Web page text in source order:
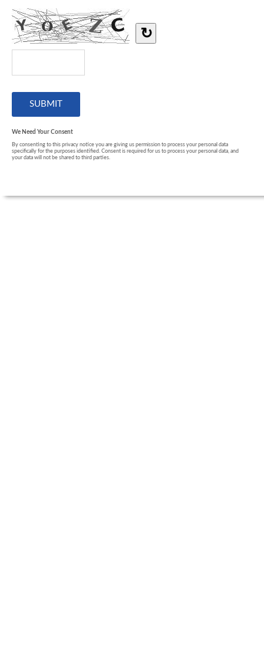
↻
We Need Your Consent
By consenting to this privacy notice you are giving us permission to process your personal data
specifically for the purposes identified. Consent is required for us to process your personal data, and
your data will not be shared to third parties.